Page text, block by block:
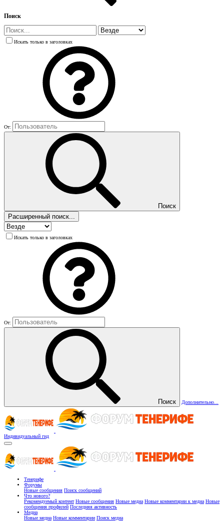
Поиск
Искать только в заголовках
От:
Поиск
Расширенный поиск...
Искать только в заголовках
От:
Поиск Дополнительно...
Индивидуальный гид
Тенерифе
Форумы
Новые сообщения Поиск сообщений
Что нового?
Рекомендуемый контент Новые сообщения Новые медиа Новые комментарии к медиа Новые
сообщения профилей Последняя активность
Медиа
Новые медиа Новые комментарии Поиск медиа